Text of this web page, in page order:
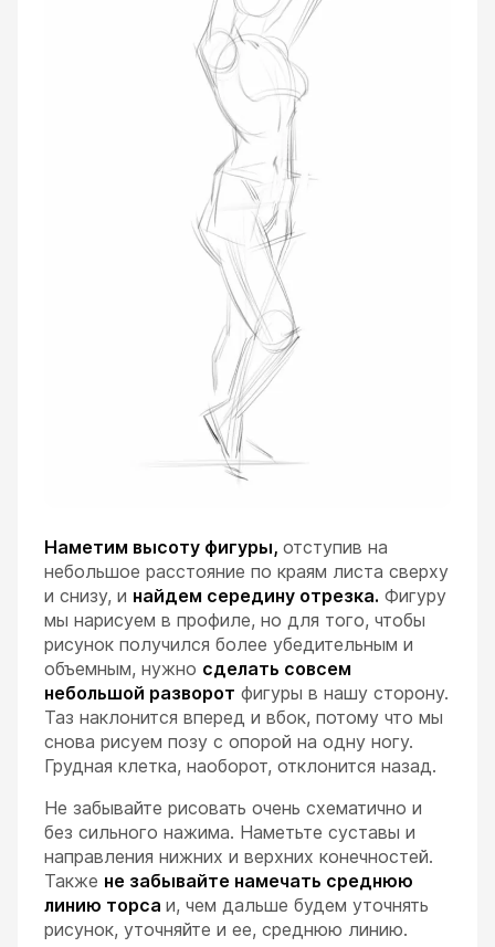
Наметим высоту фигуры, отступив на
небольшое расстояние по краям листа сверху
и снизу, и найдем середину отрезка. Фигуру
мы нарисуем в профиле, но для того, чтобы
рисунок получился более убедительным и
объемным, нужно сделать совсем
небольшой разворот фигуры в нашу сторону.
Таз наклонится вперед и вбок, потому что мы
снова рисуем позу с опорой на одну ногу.
Грудная клетка, наоборот, отклонится назад.
Не забывайте рисовать очень схематично и
без сильного нажима. Наметьте суставы и
направления нижних и верхних конечностей.
Также не забывайте намечать среднюю
линию торса и, чем дальше будем уточнять
рисунок, уточняйте и ее, среднюю линию.